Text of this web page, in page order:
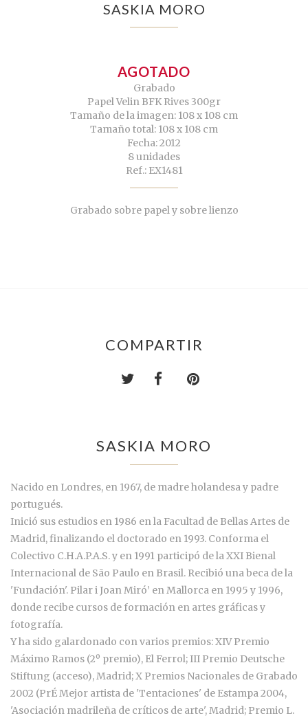
SASKIA MORO
AGOTADO
Grabado
Papel Velin BFK Rives 300gr
Tamaño de la imagen: 108 x 108 cm
Tamaño total: 108 x 108 cm
Fecha: 2012
8 unidades
Ref.: EX1481
Grabado sobre papel y sobre lienzo
COMPARTIR
SASKIA MORO
Nacido en Londres, en 1967, de madre holandesa y padre
portugués.
Inició sus estudios en 1986 en la Facultad de Bellas Artes de
Madrid, finalizando el doctorado en 1993. Conforma el
Colectivo C.H.A.P.A.S. y en 1991 participó de la XXI Bienal
Internacional de São Paulo en Brasil. Recibió una beca de la
'Fundación'. Pilar i Joan Miró’ en Mallorca en 1995 y 1996,
donde recibe cursos de formación en artes gráficas y
fotografía.
Y ha sido galardonado con varios premios: XIV Premio
Máximo Ramos (2º premio), El Ferrol; III Premio Deutsche
Stiftung (acceso), Madrid; X Premios Nacionales de Grabado
2002 (PrÉ Mejor artista de 'Tentaciones' de Estampa 2004,
'Asociación madrileña de críticos de arte', Madrid; Premio L.